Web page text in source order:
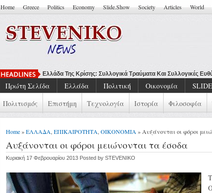
Home Greece Politics Economy Slide.Show Society Articles World
Να Μπορείς Να Π
Πρώτη Σελίδα Ελλάδα Πολιτική Οικονομία
Πολιτισμός
Επιστήμη Τεχνολογία Ιστορία Φιλοσοφία
Home»ΕΛΛΑΔΑ ΕΠΙΚΑΙΡΟΤΗΤΑ ΟΙΚΟΝΟΜΙΑ » Αυξάνονται οι φόροι
Αυξάνονται οι φόροι μειώνονται τα έσοδα
Κυριακή 17 Φεβρουαρίου 2013 Posted by STEVENIKO